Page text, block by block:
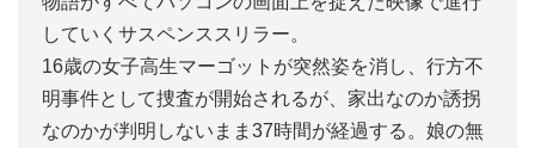
していくサスペンススリラー。
16歳の女子高生マーゴットが突然姿を消し、行方不
明事件として捜査が開始されるが、家出なのか誘拐
なのかが判明しないまま37時間が経過する。娘の無